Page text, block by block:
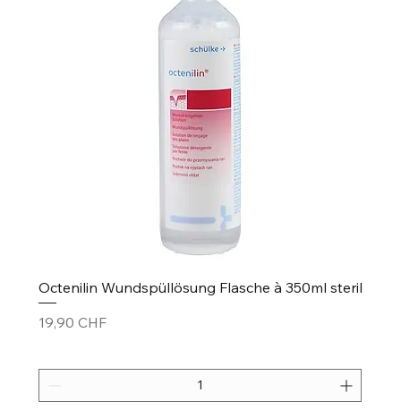
Octenilin Wundspüllösung Flasche à 350ml steril
Prezzo
19,90 CHF